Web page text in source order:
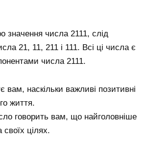
значення числа 2111, слід
21, 11, 211 і 111. Всі ці числа є
числа 2111.
вам, наскільки важливі позитивні
життя.
говорить вам, що найголовніше
цілях.